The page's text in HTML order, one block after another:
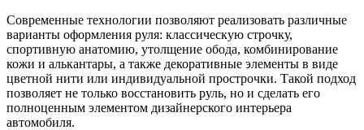
Современные технологии позволяют реализовать различные
варианты оформления руля: классическую строчку,
спортивную анатомию, утолщение обода, комбинирование
кожи и алькантары, а также декоративные элементы в виде
цветной нити или индивидуальной прострочки. Такой подход
позволяет не только восстановить руль, но и сделать его
полноценным элементом дизайнерского интерьера
автомобиля.